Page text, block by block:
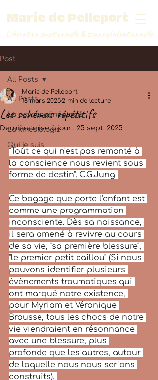
Marie de Pelleport
Libération émotionnelle &transgénérationnelle
Post
All Posts
La psychogénéalogie
La kinésiologie
Qui je suis
All Posts
Les schémas répétitifs
Marie de Pelleport
18 mars 20252 min de lecture
Dernière mise à jour : 25 sept. 2025
"Tout ce qui n'est pas remonté à
la conscience nous revient sous
forme de destin". C.G.Jung
Ce bagage que porte l'enfant est
comme une programmation
inconsciente. Dès sa naissance,
il sera amené à revivre au cours
de sa vie, "sa première blessure",
"le premier petit caillou" (Si nous
pouvons identifier plusieurs
évènements traumatiques qui
ont marqué notre existence,
pour Myriam et Véronique
Brousse, tous les chocs de notre
vie viendraient en résonnance
avec une blessure, plus
profonde que les autres, autour
de laquelle nous nous serions
construits).